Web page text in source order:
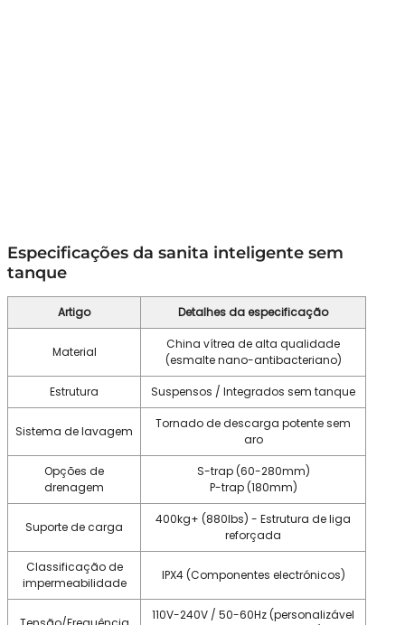
Especificações da sanita inteligente sem
tanque
Artigo Detalhes da especificação
Material
China vítrea de alta qualidade
(esmalte nano-antibacteriano)
Estrutura Suspensos / Integrados sem tanque
Sistema de lavagem
Tornado de descarga potente sem
aro
Opções de
drenagem
S-trap (60-280mm)
P-trap (180mm)
Suporte de carga
400kg+ (880lbs) - Estrutura de liga
reforçada
Classificação de
impermeabilidade
IPX4 (Componentes electrónicos)
110V-240V / 50-60Hz (personalizável